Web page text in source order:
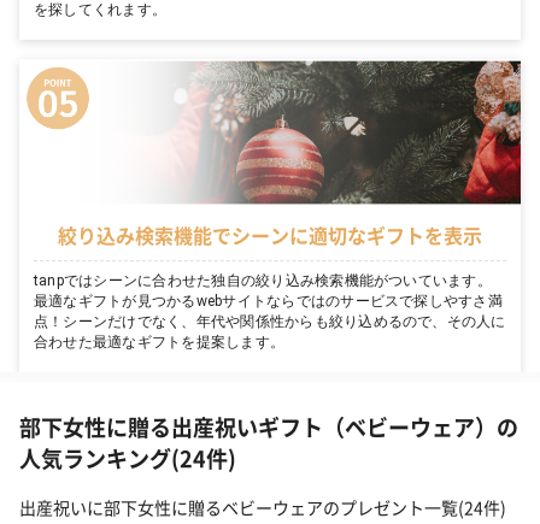
を探してくれます。
絞り込み検索機能でシーンに適切なギフトを表示
tanpではシーンに合わせた独自の絞り込み検索機能がついています。
最適なギフトが見つかるwebサイトならではのサービスで探しやすさ満
点！シーンだけでなく、年代や関係性からも絞り込めるので、その人に
合わせた最適なギフトを提案します。
部下女性に贈る出産祝いギフト（ベビーウェア）の
人気ランキング(24件)
出産祝いに部下女性に贈るベビーウェアのプレゼント一覧(24件)